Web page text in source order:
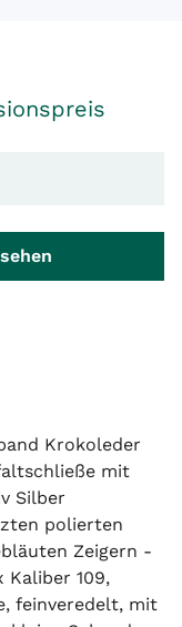
Krokoleder
mit
Silber
polierten
Zeigern -
Kaliber 109,
feinveredelt, mit